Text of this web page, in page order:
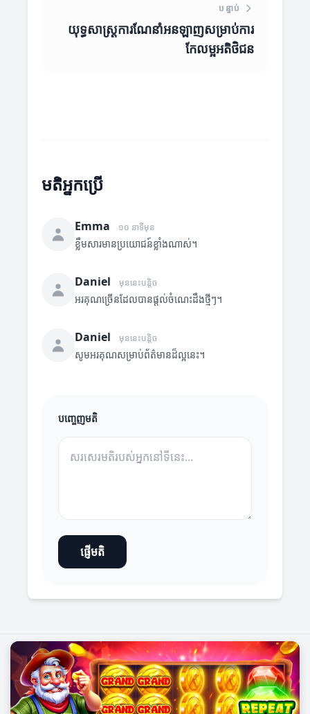
បន្ទាប់
យុទ្ធសាស្ត្រការណែនាំអនឡាញសម្រាប់ការ
កែលម្អអតិថិជន
មតិអ្នកប្រើ
Emma ១០ នាទីមុន
ខ្លឹមសារមានប្រយោជន៍ខ្លាំងណាស់។
Daniel មុននេះបន្តិច
អរគុណច្រើនដែលបានផ្តល់ចំណេះដឹងថ្មីៗ។
Daniel មុននេះបន្តិច
សូមអរគុណសម្រាប់ព័ត៌មានដ៏ល្អនេះ។
បញ្ចេញមតិ
ផ្ញើមតិ